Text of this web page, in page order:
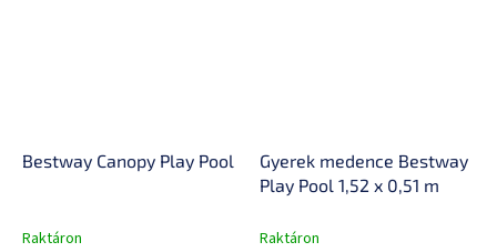
Bestway Canopy Play Pool
Raktáron
Gyerek medence Bestway
Play Pool 1,52 x 0,51 m
Raktáron